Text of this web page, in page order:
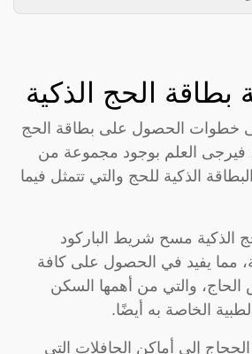
بطاقة الحج الذكية
خطوات الحصول على بطاقة الحج
فيرجى العلم بوجود مجموعة من
الذكية للحج والتي تتمثل فيما
الذكية مسح شريط الباركود
مما يفيد في الحصول على كافة
الحاج، والتي من أهمها السكن
الخاصة به أيضًا.
إلى أماكن الحافلات التي